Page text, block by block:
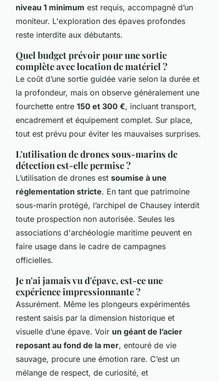
niveau 1 minimum est requis, accompagné d’un
moniteur. L'exploration des épaves profondes
reste interdite aux débutants.
Quel budget prévoir pour une sortie
complète avec location de matériel ?
Le coût d’une sortie guidée varie selon la durée et
la profondeur, mais on observe généralement une
fourchette entre 150 et 300 €, incluant transport,
encadrement et équipement complet. Sur place,
tout est prévu pour éviter les mauvaises surprises.
L'utilisation de drones sous-marins de
détection est-elle permise ?
L’utilisation de drones est soumise à une
réglementation stricte. En tant que patrimoine
sous-marin protégé, l’archipel de Chausey interdit
toute prospection non autorisée. Seules les
associations d'archéologie maritime peuvent en
faire usage dans le cadre de campagnes
officielles.
Je n'ai jamais vu d'épave, est-ce une
expérience impressionnante ?
Assurément. Même les plongeurs expérimentés
restent saisis par la dimension historique et
visuelle d’une épave. Voir un géant de l’acier
reposant au fond de la mer, entouré de vie
sauvage, procure une émotion rare. C’est un
mélange de respect, de curiosité, et